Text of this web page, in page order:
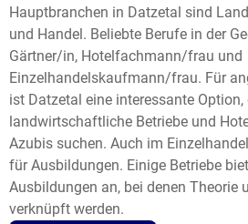
Hauptbranchen in Datzetal sind
und Handel. Beliebte Berufe in der
Gärtner/in, Hotelfachmann/frau und
Einzelhandelskaufmann/frau. Für
ist Datzetal eine interessante
landwirtschaftliche Betriebe und
Azubis suchen. Auch im
für Ausbildungen. Einige Betriebe
Ausbildungen an, bei denen Theorie
verknüpft werden.